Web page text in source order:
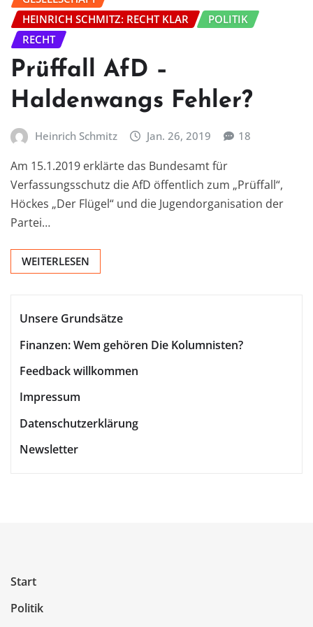
HEINRICH SCHMITZ: RECHT KLAR
POLITIK
RECHT
Prüffall AfD –
Haldenwangs Fehler?
Heinrich Schmitz Jan. 26, 2019 18
Am 15.1.2019 erklärte das Bundesamt für
Verfassungsschutz die AfD öffentlich zum „Prüffall“,
Höckes „Der Flügel“ und die Jugendorganisation der
Partei…
WEITERLESEN
Unsere Grundsätze
Finanzen: Wem gehören Die Kolumnisten?
Feedback willkommen
Impressum
Datenschutzerklärung
Newsletter
Start
Politik